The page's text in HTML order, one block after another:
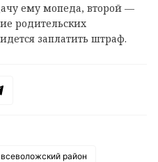
ему мопеда, второй —
родительских
заплатить штраф.
всеволожский район